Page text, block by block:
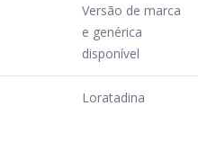
Versão de marca
e genérica
disponível
Loratadina